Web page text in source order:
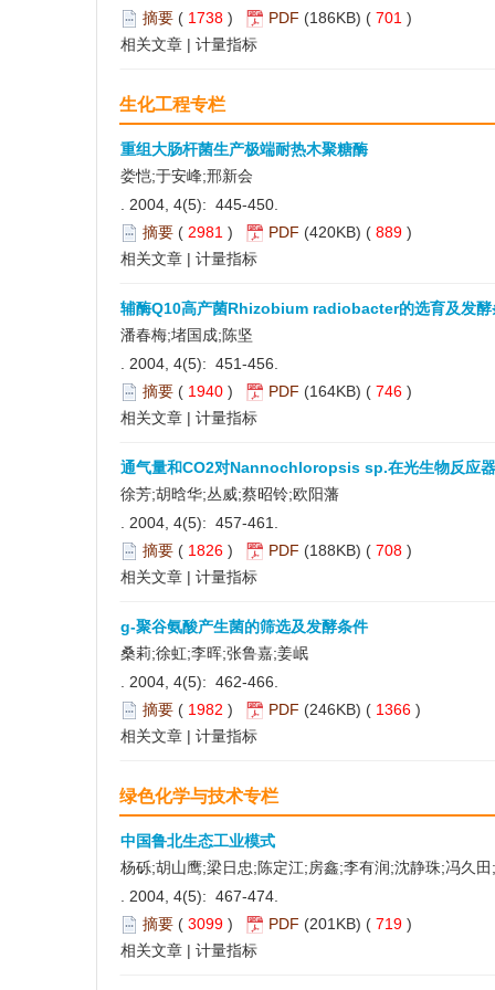
摘要 ( 1738 ) PDF (186KB) ( 701 )
相关文章 | 计量指标
生化工程专栏
重组大肠杆菌生产极端耐热木聚糖酶
娄恺;于安峰;邢新会
. 2004, 4(5): 445-450.
摘要 ( 2981 ) PDF (420KB) ( 889 )
相关文章 | 计量指标
辅酶Q10高产菌Rhizobium radiobacter的选育及发酵
潘春梅;堵国成;陈坚
. 2004, 4(5): 451-456.
摘要 ( 1940 ) PDF (164KB) ( 746 )
相关文章 | 计量指标
通气量和CO2对Nannochloropsis sp.在光生物反应
徐芳;胡晗华;丛威;蔡昭铃;欧阳藩
. 2004, 4(5): 457-461.
摘要 ( 1826 ) PDF (188KB) ( 708 )
相关文章 | 计量指标
g-聚谷氨酸产生菌的筛选及发酵条件
桑莉;徐虹;李晖;张鲁嘉;姜岷
. 2004, 4(5): 462-466.
摘要 ( 1982 ) PDF (246KB) ( 1366 )
相关文章 | 计量指标
绿色化学与技术专栏
中国鲁北生态工业模式
杨砾;胡山鹰;梁日忠;陈定江;房鑫;李有润;沈静珠;冯久
. 2004, 4(5): 467-474.
摘要 ( 3099 ) PDF (201KB) ( 719 )
相关文章 | 计量指标